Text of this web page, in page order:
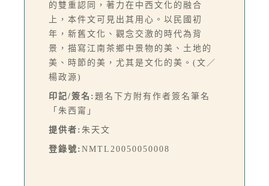
的雙重認同，著力在中西文化的融合
上，本件文可見出其用心。以民國初
年，新舊文化、觀念交激的時代為背
景，描寫江南茶鄉中景物的美、土地的
美、時節的美，尤其是文化的美。(文／
楊政源)
印記/簽名: 題名下方附有作者簽名筆名
「朱西甯」
提供者: 朱天文
登錄號: NMTL20050050008